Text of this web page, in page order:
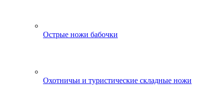
Острые ножи бабочки
Охотничьи и туристические складные ножи